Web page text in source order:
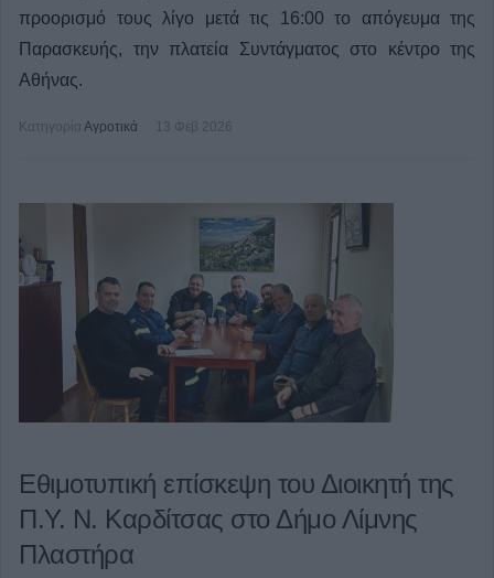
προορισμό τους λίγο μετά τις 16:00 το απόγευμα της
Παρασκευής, την πλατεία Συντάγματος στο κέντρο της
Αθήνας.
Κατηγορία Αγροτικά 13 Φεβ 2026
Εθιμοτυπική επίσκεψη του Διοικητή της
Π.Υ. Ν. Καρδίτσας στο Δήμο Λίμνης
Πλαστήρα